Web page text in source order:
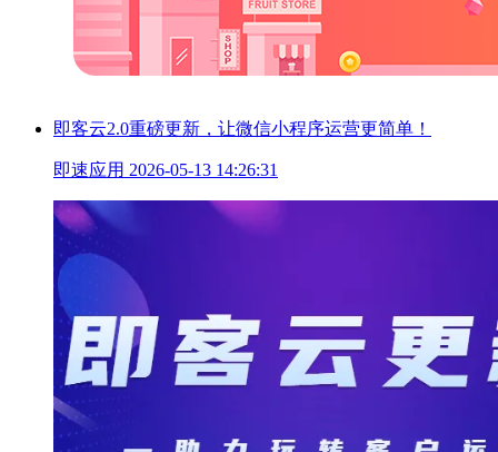
即客云2.0重磅更新，让微信小程序运营更简单！
即速应用 2026-05-13 14:26:31